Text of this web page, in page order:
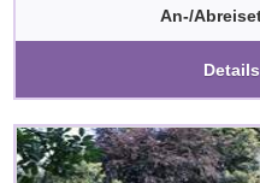
An-/